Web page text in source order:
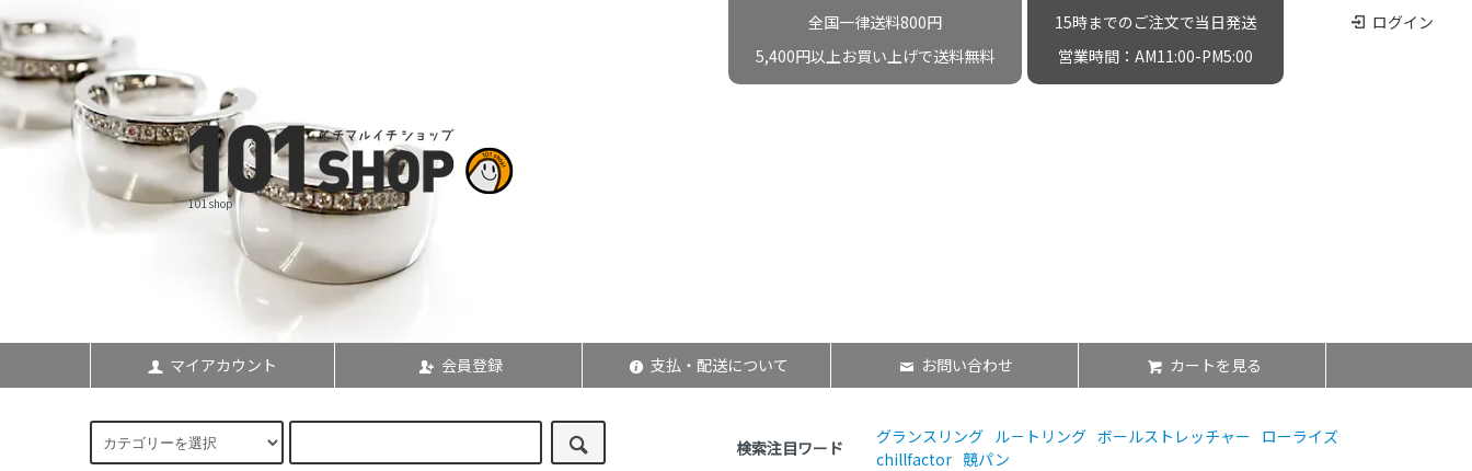
ログイン
101shop
全国一律送料800円
5,400円以上お買い上げで送料無料
15時までのご注文で当日発送
営業時間：AM11:00-PM5:00
マイアカウント 会員登録 支払・配送について お問い合わせ カートを見る
検索注目ワード
グランスリング ル－トリング ボールストレッチャー ローライズ
chillfactor 競パン